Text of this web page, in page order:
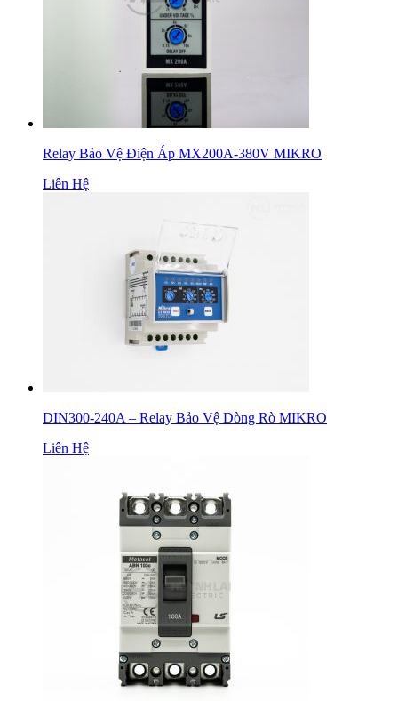
Relay Bảo Vệ Điện Áp MX200A-380V MIKRO
Liên Hệ
DIN300-240A – Relay Bảo Vệ Dòng Rò MIKRO
Liên Hệ